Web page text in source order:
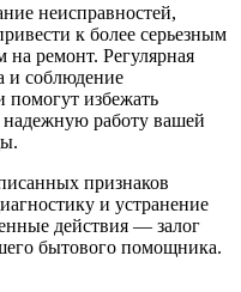
неисправностей,
к более серьезным
на ремонт. Регулярная
и соблюдение
помогут избежать
работу вашей
признаков
и устранение
действия — залог
бытового помощника.